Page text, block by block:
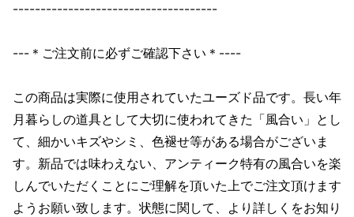
-------------------------------------
---＊ご注文前に必ずご確認下さい＊----
この商品は実際に使用されていたユーズド品です。長い年
月暮らしの道具として大切に使われてきた「風合い」とし
て、細かいキズやシミ、色褪せ等がある場合がございま
す。新品では味わえない、アンティーク特有の風合いを楽
しんでいただくことにご理解を頂いた上でご注文頂けます
ようお願い致します。状態に関して、より詳しくをお知り